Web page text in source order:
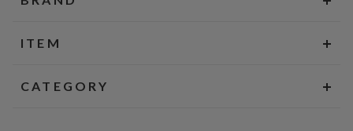
ITEM
CATEGORY